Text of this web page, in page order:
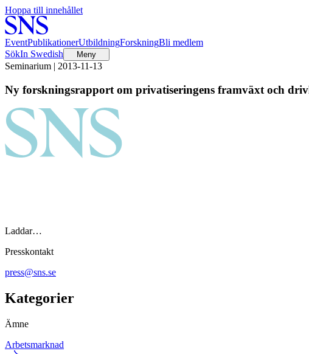
Hoppa till innehållet
EventPublikationerUtbildningForskningBli medlem
SökIn Swedish Meny
Seminarium | 2013-11-13
Ny forskningsrapport om privatiseringens framväxt och
Laddar…
Presskontakt
press@sns.se
Kategorier
Ämne
Arbetsmarknad